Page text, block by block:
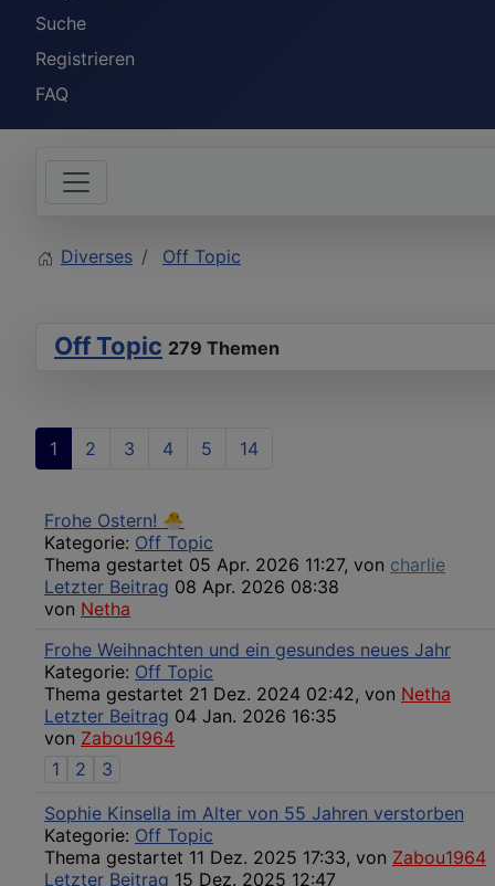
Suche
Registrieren
FAQ
Diverses Off Topic
Off Topic 279 Themen
1 2 3 4 5 14
Frohe Ostern! 🐣
Kategorie: Off Topic
Thema gestartet 05 Apr. 2026 11:27, von charlie
Letzter Beitrag 08 Apr. 2026 08:38
von Netha
Frohe Weihnachten und ein gesundes neues Jahr
Kategorie: Off Topic
Thema gestartet 21 Dez. 2024 02:42, von Netha
Letzter Beitrag 04 Jan. 2026 16:35
von Zabou1964
1
2
3
Sophie Kinsella im Alter von 55 Jahren verstorben
Kategorie: Off Topic
Thema gestartet 11 Dez. 2025 17:33, von Zabou1964
Letzter Beitrag 15 Dez. 2025 12:47